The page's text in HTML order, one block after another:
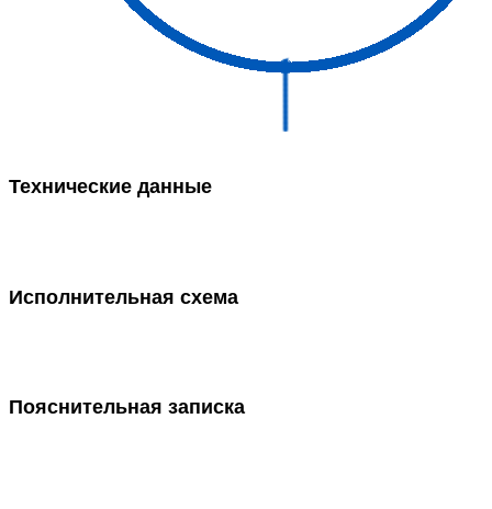
Технические данные
Исполнительная схема
Пояснительная записка